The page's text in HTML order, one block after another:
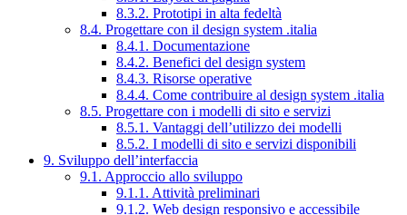
8.3.2. Prototipi in alta fedeltà
8.4. Progettare con il design system .italia
8.4.1. Documentazione
8.4.2. Benefici del design system
8.4.3. Risorse operative
8.4.4. Come contribuire al design system .italia
8.5. Progettare con i modelli di sito e servizi
8.5.1. Vantaggi dell’utilizzo dei modelli
8.5.2. I modelli di sito e servizi disponibili
9. Sviluppo dell’interfaccia
9.1. Approccio allo sviluppo
9.1.1. Attività preliminari
9.1.2. Web design responsivo e accessibile